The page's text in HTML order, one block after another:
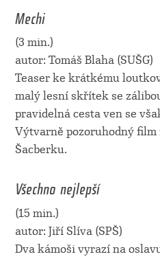
Mechi
(3 min.)
autor: Tomáš Blaha (SUŠG)
Teaser ke krátkému
malý lesní skřítek se
pravidelná cesta ven se
Výtvarně pozoruhodný
Šacberku.
Všechno nejlepší
(15 min.)
autor: Jiří Slíva (SPŠ)
Dva kámoši vyrazí na